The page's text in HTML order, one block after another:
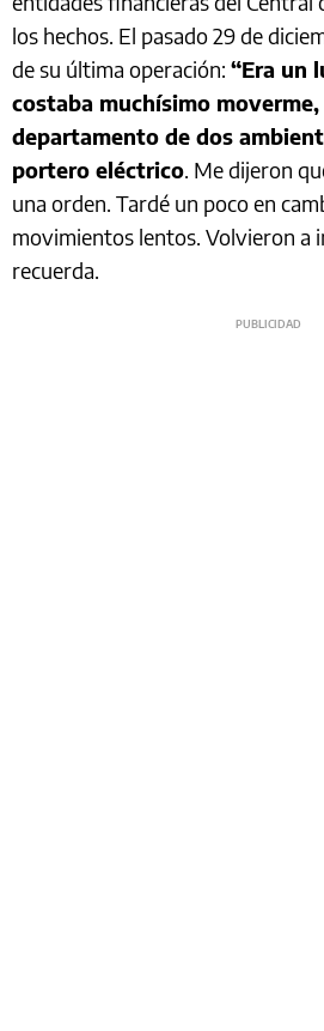
los hechos. El pasado 29 de
de su última operación: “Era un
costaba muchísimo
departamento de dos
portero eléctrico. Me dijeron
una orden. Tardé un poco en
movimientos lentos. Volvieron a
recuerda.